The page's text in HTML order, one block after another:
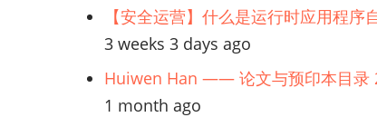
【安全运营】什么是运行时应用程序
3 weeks 3 days ago
Huiwen Han —— 论文与预印本目录
1 month ago